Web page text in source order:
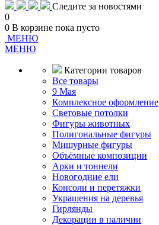
Следите за новостями
0
0 В корзине пока пусто
МЕНЮ
МЕНЮ
Категории товаров
Все товары
9 Мая
Комплексное оформление
Световые потолки
Фигуры животных
Полигональные фигуры
Мишурные фигуры
Объёмные композиции
Арки и тоннели
Новогодние ели
Консоли и перетяжки
Украшения на деревья
Гирлянды
Декорации в наличии